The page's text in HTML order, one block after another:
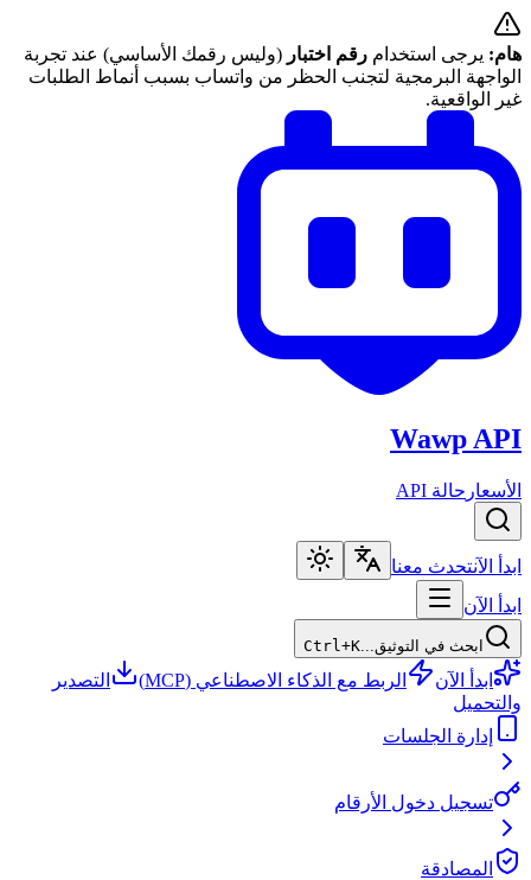
هام: يرجى استخدام رقم اختبار (وليس رقمك الأساسي) عند تجربة
الواجهة البرمجية لتجنب الحظر من واتساب بسبب أنماط الطلبات
غير الواقعية.
Wawp API
الأسعار حالة API
ابدأ الآنتحدث معنا
ابدأ الآن
ابحث في التوثيق... Ctrl+K
ابدأ الآن الربط مع الذكاء الاصطناعي (MCP)
التصدير
والتحميل
إدارة الجلسات
تسجيل دخول الأرقام
المصادقة